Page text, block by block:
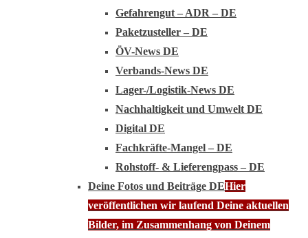
Gefahrengut – ADR – DE
Paketzusteller – DE
ÖV-News DE
Verbands-News DE
Lager-/Logistik-News DE
Nachhaltigkeit und Umwelt DE
Digital DE
Fachkräfte-Mangel – DE
Rohstoff- & Lieferengpass – DE
Deine Fotos und Beiträge DEHier
veröffentlichen wir laufend Deine aktuellen
Bilder, im Zusammenhang von Deinem